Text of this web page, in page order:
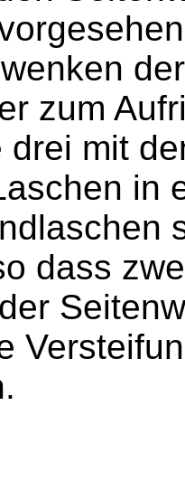
zum
drei mit
in
dass